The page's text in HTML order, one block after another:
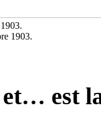
1903.
et… est